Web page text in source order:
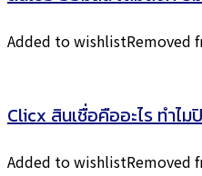
สินเชื่อ ออมสิน เติมตังค์ ยื